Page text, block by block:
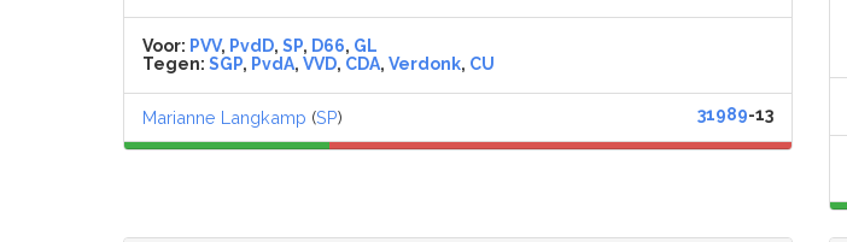
Voor: PVV, PvdD, SP, D66, GL
Tegen: SGP, PvdA, VVD, CDA, Verdonk, CU
Marianne Langkamp (SP) 31989-13